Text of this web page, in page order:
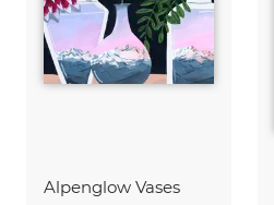
Alpenglow Vases